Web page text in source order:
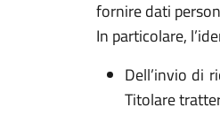
fornire dati
In particolare,
Dell’invio di
Titolare